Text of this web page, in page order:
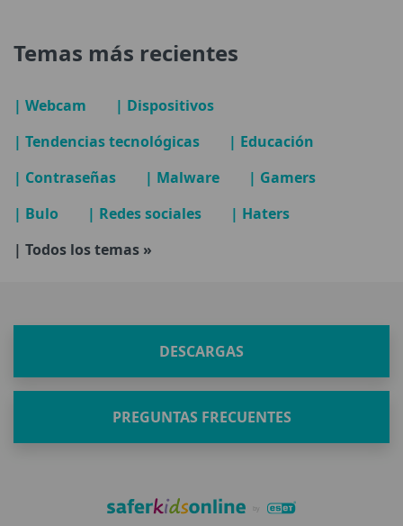
Temas más recientes
| Webcam
| Dispositivos
| Tendencias tecnológicas
| Educación
| Contraseñas
| Malware
| Gamers
| Bulo
| Redes sociales
| Haters
| Todos los temas »
DESCARGAS
PREGUNTAS FRECUENTES